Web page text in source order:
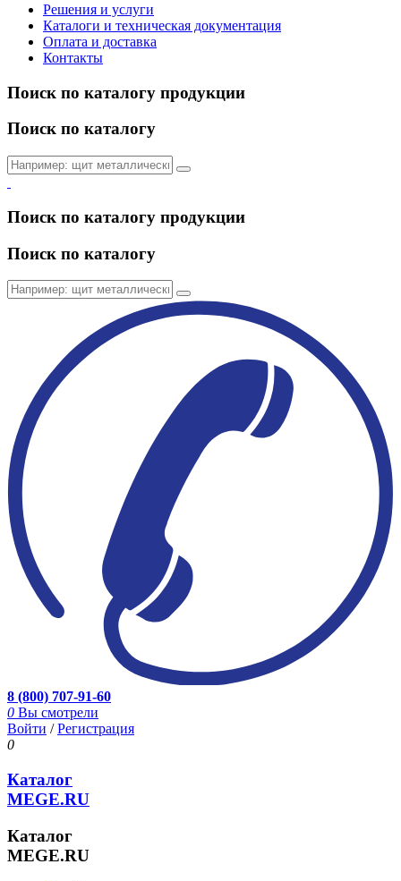
Решения и услуги
Каталоги и техническая документация
Оплата и доставка
Контакты
Поиск по каталогу продукции
Поиск по каталогу
Поиск по каталогу продукции
Поиск по каталогу
8 (800) 707-91-60
0 Вы смотрели
Войти /Регистрация
0
Каталог
MEGE.RU
Каталог
MEGE.RU